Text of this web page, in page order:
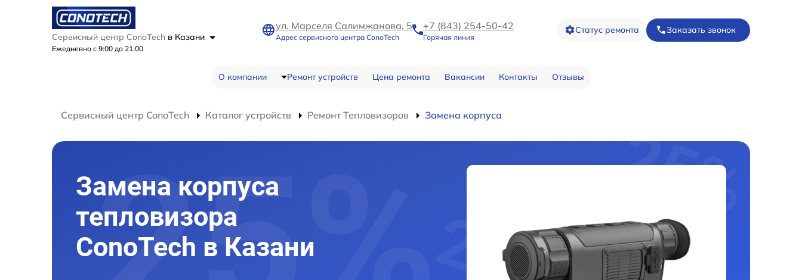
Сервисный центр ConoTech в Казани
Ежедневно с 9:00 до 21:00
ул. Марселя Салимжанова, 5
Адрес сервисного центра ConoTech
+7 (843) 254-50-42
Горячая линия
Статус ремонта Заказать звонок
О компании Ремонт устройств Цена ремонта Вакансии Контакты Отзывы
Сервисный центр ConoTech Каталог устройств Ремонт Тепловизоров Замена корпуса
Замена корпуса
тепловизора
ConoTech в Казани